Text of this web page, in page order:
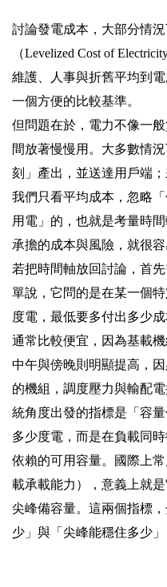
討論發電成本，大部分情
（Levelized Cost of
維護、人事與折舊平均到
一個方便的比較基準。
但問題在於，電力不像一
間放著慢慢用。大多數情
刻」產出，並送達用戶端
我們只看平均成本，忽略
用電」的，也就是考量時
承擔的成本與風險，就很容
若把時間軸放回討論，首
單說，它問的是在某一個
度電，最低要多付出多少
通常比較便宜，因為基載
中午與傍晚則明顯提高，
的機組，調度壓力與輸配
統角度出發的指標是「容
多少度電，而是在負載同
依賴的可用容量。國際上
載承載能力），意義上就
尖峰備容量。這兩個指標
少」與「尖峰能穩住多少